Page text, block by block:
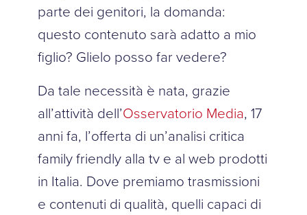
parte dei genitori, la domanda:
questo contenuto sarà adatto a mio
figlio? Glielo posso far vedere?
Da tale necessità è nata, grazie
all’attività dell’Osservatorio Media, 17
anni fa, l’offerta di un’analisi critica
family friendly alla tv e al web prodotti
in Italia. Dove premiamo trasmissioni
e contenuti di qualità, quelli capaci di